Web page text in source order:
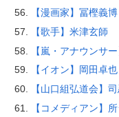
【漫画家】冨樫義
【歌手】米津玄師
【嵐・アナウンサ
【イオン】岡田卓
【山口組弘道会】
【コメディアン】